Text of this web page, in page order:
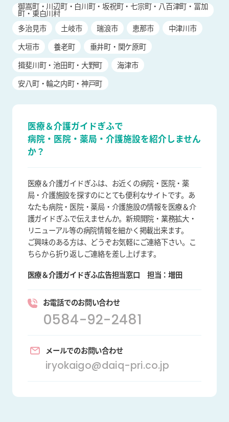
御嵩町・川辺町・白川町・坂祝町・七宗町・八百津町・富加
町・東白川村
多治見市
土岐市 瑞浪市 恵那市
中津川市
大垣市
養老町
垂井町・関ケ原町
揖斐川町・池田町・大野町
海津市
安八町・輪之内町・神戸町
医療＆介護ガイドぎふで
病院・医院・薬局・介護施設を紹介しません
か？
医療＆介護ガイドぎふは、お近くの病院・医院・薬
局・介護施設を探すのにとても便利なサイトです。あ
なたも病院・医院・薬局・介護施設の情報を医療＆介
護ガイドぎふで伝えませんか。新規開院・業務拡大・
リニューアル等の病院情報を細かく掲載出来ます。
ご興味のある方は、どうぞお気軽にご連絡下さい。こ
ちらから折り返しご連絡を差し上げます。
医療＆介護ガイドぎふ広告担当窓口
担当：増田
お電話でのお問い合わせ
0584-92-2481
メールでのお問い合わせ
iryokaigo@daiq-pri.co.jp